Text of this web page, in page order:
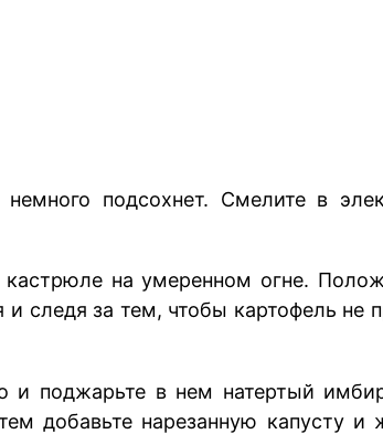
подсохнет. Смелите в
на умеренном огне.
следя за тем, чтобы картофель не
поджарьте в нем натертый
добавьте нарезанную капусту